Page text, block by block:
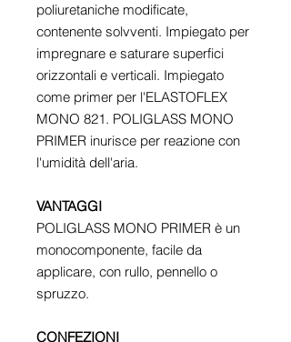
poliuretaniche modificate,
contenente solvventi. Impiegato per
impregnare e saturare superfici
orizzontali e verticali. Impiegato
come primer per l'ELASTOFLEX
MONO 821. POLIGLASS MONO
PRIMER inurisce per reazione con
l'umidità dell'aria.
VANTAGGI
POLIGLASS MONO PRIMER è un
monocomponente, facile da
applicare, con rullo, pennello o
spruzzo.
CONFEZIONI